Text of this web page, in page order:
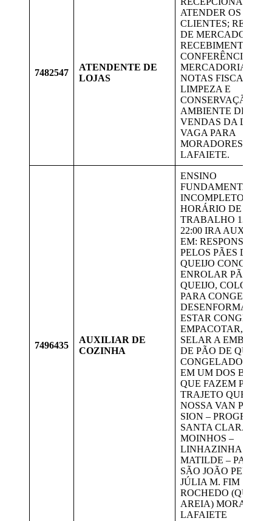
7482547
ATENDENTE DE
LOJAS
ATENDER OS
CLIENTES;
DE MERCADORIAS,
RECEBIMENTO E
CONFERÊNCIA DE
MERCADORIAS E
NOTAS FISCAIS,
LIMPEZA E
CONSERVAÇÃO DO
AMBIENTE DE
VENDAS DA LOJA.
VAGA PARA
MORADORES DE
LAFAIETE.
7496435
AUXILIAR DE
COZINHA
ENSINO
FUNDAMENTAL
INCOMPLETO,
HORÁRIO DE
TRABALHO 13:40
22:00 IRA AUXILIAR
EM: RESPONSÁVEL
PELOS PÃES DE
QUEIJO
ENROLAR PÃO DE
QUEIJO, COLOCAR
PARA CONGELAR,
DESENFORMAR
ESTAR
EMPACOTAR,
SELAR A
DE PÃO DE QUEIJO
CONGELADO.
EM UM DOS
QUE FAZEM PARTE
TRAJETO QUE A
NOSSA VAN
SION –
SANTA CLARA –
MOINHOS –
LINHAZINHA –
MATILDE – PAULO
SÃO JOÃO PERTO
JÚLIA M. FIM
ROCHEDO
AREIA) MORAR EM
LAFAIETE